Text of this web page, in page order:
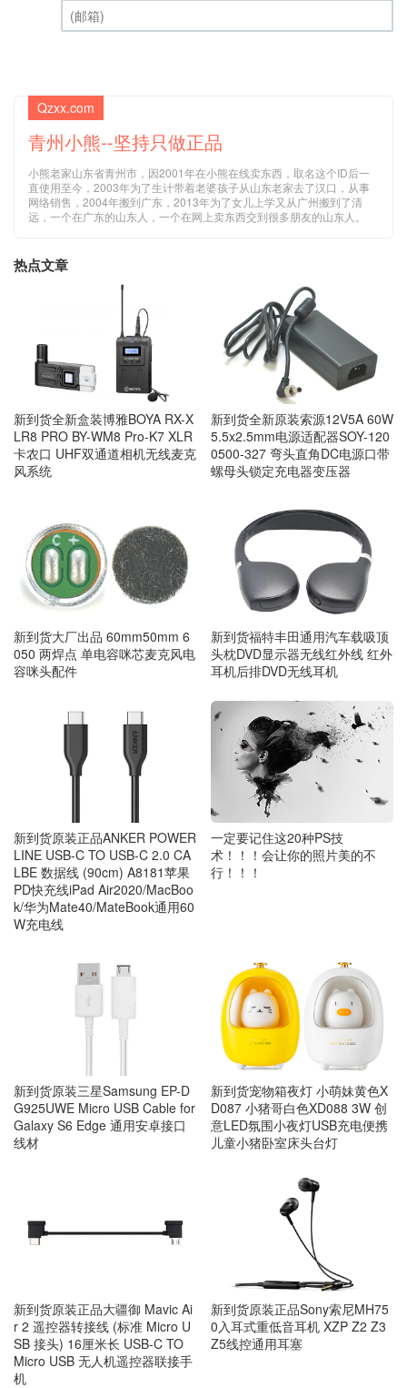
Qzxx.com
青州小熊--坚持只做正品
小熊老家山东省青州市，因2001年在小熊在线卖东西，取名这个ID后一
直使用至今，2003年为了生计带着老婆孩子从山东老家去了汉口，从事
网络销售，2004年搬到广东，2013年为了女儿上学又从广州搬到了清
远，一个在广东的山东人，一个在网上卖东西交到很多朋友的山东人。
热点文章
新到货全新盒装博雅BOYA RX-X
LR8 PRO BY-WM8 Pro-K7 XLR
卡农口 UHF双通道相机无线麦克
风系统
新到货全新原装索源12V5A 60W
5.5x2.5mm电源适配器SOY-120
0500-327 弯头直角DC电源口带
螺母头锁定充电器变压器
新到货大厂出品 60mm50mm 6
050 两焊点 单电容咪芯麦克风电
容咪头配件
新到货福特丰田通用汽车载吸顶
头枕DVD显示器无线红外线 红外
耳机后排DVD无线耳机
新到货原装正品ANKER POWER
LINE USB-C TO USB-C 2.0 CA
LBE 数据线 (90cm) A8181苹果
PD快充线iPad Air2020/MacBoo
k/华为Mate40/MateBook通用60
W充电线
一定要记住这20种PS技
术！！！会让你的照片美的不
行！！！
新到货原装三星Samsung EP-D
G925UWE Micro USB Cable for
Galaxy S6 Edge 通用安卓接口
线材
新到货宠物箱夜灯 小萌妹黄色X
D087 小猪哥白色XD088 3W 创
意LED氛围小夜灯USB充电便携
儿童小猪卧室床头台灯
新到货原装正品大疆御 Mavic Ai
r 2 遥控器转接线 (标准 Micro U
SB 接头) 16厘米长 USB-C TO
Micro USB 无人机遥控器联接手
机
新到货原装正品Sony索尼MH75
0入耳式重低音耳机 XZP Z2 Z3
Z5线控通用耳塞